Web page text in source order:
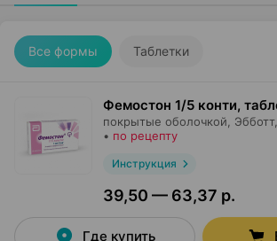
Все формы Таблетки
Фемостон 1/5 конти,
покрытые оболочкой, Эбботт
• по рецепту
Инструкция
39,50 — 63,37 р.
Где купить